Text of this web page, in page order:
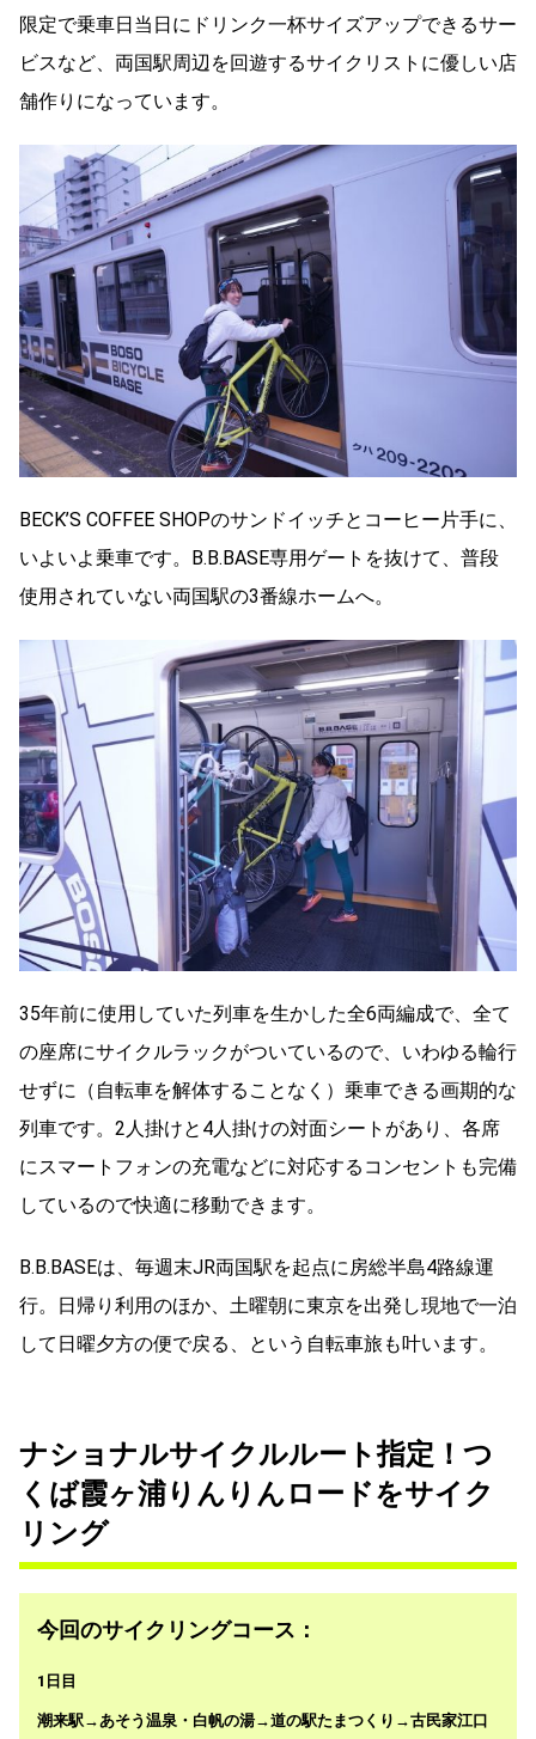
限定で乗車日当日にドリンク一杯サイズアップできるサー
ビスなど、両国駅周辺を回遊するサイクリストに優しい店
舗作りになっています。
BECK’S COFFEE SHOPのサンドイッチとコーヒー片手に、
いよいよ乗車です。B.B.BASE専用ゲートを抜けて、普段
使用されていない両国駅の3番線ホームへ。
35年前に使用していた列車を生かした全6両編成で、全て
の座席にサイクルラックがついているので、いわゆる輪行
せずに（自転車を解体することなく）乗車できる画期的な
列車です。2人掛けと4人掛けの対面シートがあり、各席
にスマートフォンの充電などに対応するコンセントも完備
しているので快適に移動できます。
B.B.BASEは、毎週末JR両国駅を起点に房総半島4路線運
行。日帰り利用のほか、土曜朝に東京を出発し現地で一泊
して日曜夕方の便で戻る、という自転車旅も叶います。
ナショナルサイクルルート指定！つ
くば霞ヶ浦りんりんロードをサイク
リング
今回のサイクリングコース：
1日目
潮来駅→あそう温泉・白帆の湯→道の駅たまつくり→古民家江口